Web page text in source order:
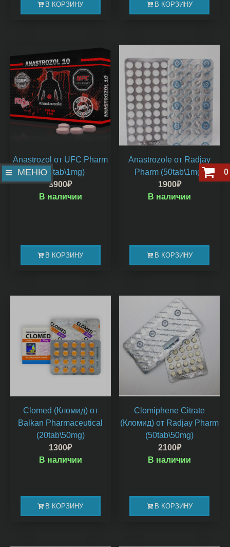
МЕНЮ
В КОРЗИНУ В КОРЗИНУ
Anastrozol от UFC Pharm
(100tab\1mg)
3900₽
В КОРЗИНУ
В наличии
Anastrozole от Radjay
Pharm (50tab\1mg)
1900₽
В КОРЗИНУ
В наличии
Clomed (Кломид) от
Balkan Pharmaceutical
(20tab\50mg)
1300₽
В КОРЗИНУ
В наличии
Clomiphene Citrate
(Кломид) от Radjay Pharm
(50tab\50mg)
2100₽
В КОРЗИНУ
В наличии
0